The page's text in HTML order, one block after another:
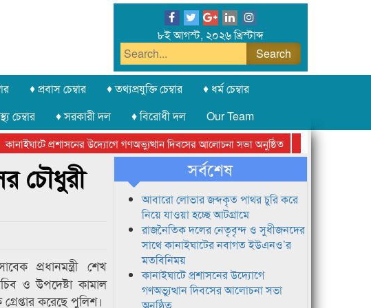
৮ই আগস্ট, ২০২৬ খ্রিস্টাব্দ
♦ প্রবাস চেম্বার ♦ তথ্যপ্রযুক্তি চেম্বার
♦ ধর্ম চেম্বার
চেম্বার ♦ সরকারী দল ♦ বিরোধী দল
Our Team
প্রশাসনের উদ্যোগে গণঅভ্যুত্থান দিবসের আলোচনা সভা অনুষ্ঠিত
সিলেট অনলাইন
চৌধুরী
প্রধানমন্ত্রী শেখ
ও উপদেষ্টা কামাল
করেছে পুলিশ।
সর্বশেষ
আবারো লোভার জব্দকৃত পাথর চুরি করে
নিয়ে যাওয়া হচ্ছে আটগ্রামে
রাজনৈতিক দলের নেতৃবৃন্দ ও সুধীজনদের
সাথে কানাইঘাটের নবাগত ইউএনও’র
মতবিনিময়
কানাইঘাটে প্রশাসনের উদ্যোগে
গণঅভ্যুত্থান দিবসের আলোচনা সভা